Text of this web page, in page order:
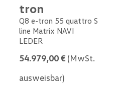
tron
Q8 e-tron 55 quattro S
line Matrix NAVI
LEDER
54.979,00 € (MwSt.
ausweisbar)